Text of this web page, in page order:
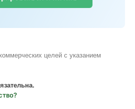
целей с указанием